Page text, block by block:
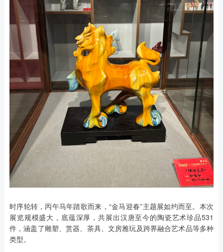
时序轮转，丙午马年踏歌而来，“金马迎春”主题展如约而至。本次
展览规模盛大，底蕴深厚，共展出汉唐至今的陶瓷艺术珍品531
件，涵盖了雕塑、赏器、茶具、文房雅玩及跨界融合艺术品等多种
类型。